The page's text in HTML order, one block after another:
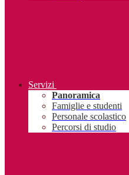
Servizi
Panoramica
Famiglie e studenti
Personale scolastico
Percorsi di studio